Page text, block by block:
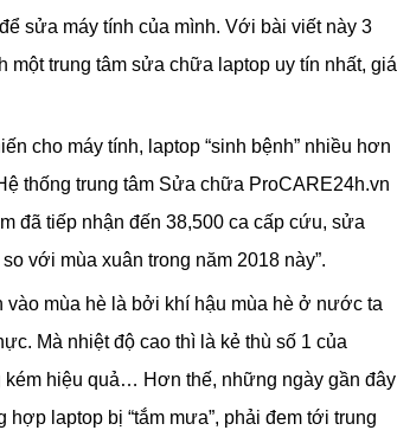
sửa máy tính của mình. Với bài viết này 3
trung tâm sửa chữa laptop uy tín nhất, giá
cho máy tính, laptop “sinh bệnh” nhiều hơn
thống trung tâm Sửa chữa ProCARE24h.vn
đã tiếp nhận đến 38,500 ca cấp cứu, sửa
với mùa xuân trong năm 2018 này”.
vào mùa hè là bởi khí hậu mùa hè ở nước ta
Mà nhiệt độ cao thì là kẻ thù số 1 của
kém hiệu quả… Hơn thế, những ngày gần đây
laptop bị “tắm mưa”, phải đem tới trung